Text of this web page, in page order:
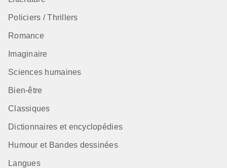
Policiers / Thrillers
Romance
Imaginaire
Sciences humaines
Bien-être
Classiques
Dictionnaires et encyclopédies
Humour et Bandes dessinées
Langues